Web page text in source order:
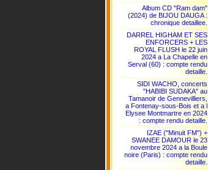
Album CD "Ram dam"
(2024) de BIJOU DAUGA :
chronique detaillee.
DARREL HIGHAM ET SES
ENFORCERS + LES
ROYAL FLUSH le 22 juin
2024 a La Chapelle en
Serval (60) : compte rendu
detaille.
SIDI WACHO, concerts
"HABIBI SUDAKA" au
Tamanoir de Gennevilliers,
a Fontenay-sous-Bois et a l
Elysee Montmartre en 2024
: compte rendu detaille.
IZAE ("Minuit FM") +
SWANEE DAMOUR le 23
novembre 2024 a la Boule
noire (Paris) : compte rendu
detaille.